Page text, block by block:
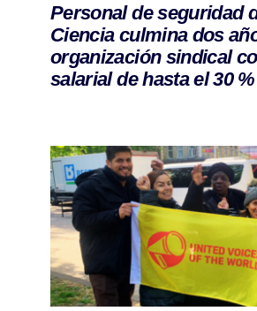
Personal de seguridad
Ciencia culmina dos
organización sindical
salarial de hasta el 30 %